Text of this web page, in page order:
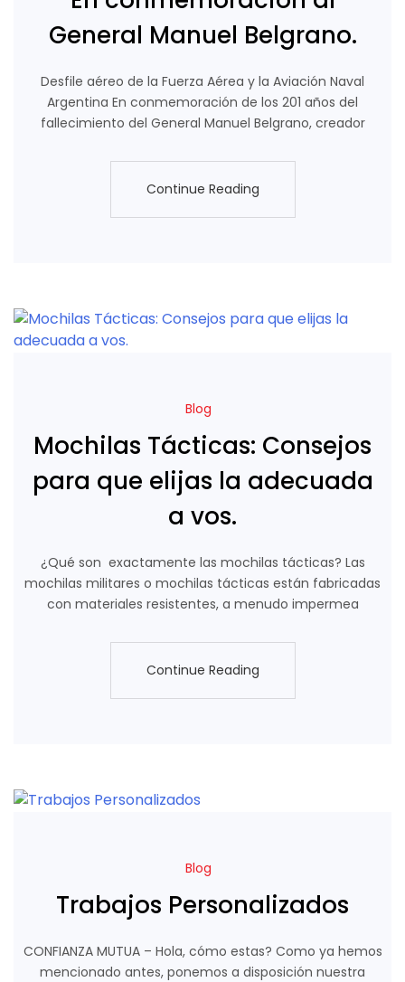
General Manuel Belgrano.
Desfile aéreo de la Fuerza Aérea y la Aviación Naval
Argentina En conmemoración de los 201 años del
fallecimiento del General Manuel Belgrano, creador
Continue Reading
Blog
Mochilas Tácticas: Consejos
para que elijas la adecuada
a vos.
¿Qué son exactamente las mochilas tácticas? Las
mochilas militares o mochilas tácticas están fabricadas
con materiales resistentes, a menudo impermea
Continue Reading
Blog
Trabajos Personalizados
CONFIANZA MUTUA – Hola, cómo estas? Como ya hemos
mencionado antes, ponemos a disposición nuestra